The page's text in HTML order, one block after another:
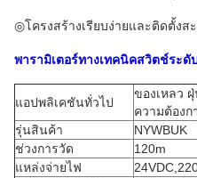
◎โครงสร้างเรียบง่ายและติดตั้งส
พารามิเตอร์ทางเทคนิคสวิตช์ระดั
แอปพลิเคชันทั่วไป
ของเหลว
ความต้องก
รุ่นสินค้า
NYWBUK
ช่วงการวัด
120m
แหล่งจ่ายไฟ